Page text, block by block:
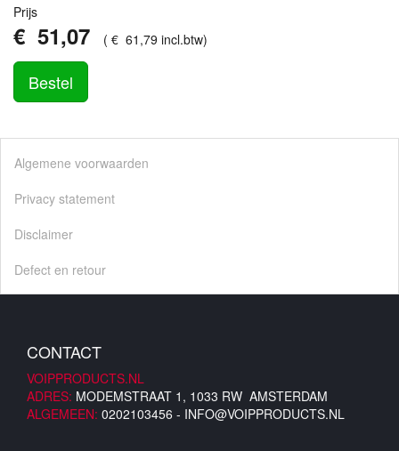
Prijs
€ 51,07 ( € 61 ,79 incl.btw)
Bestel
Algemene voorwaarden
Privacy statement
Disclaimer
Defect en retour
CONTACT
VOIPPRODUCTS.NL
ADRES: MODEMSTRAAT 1, 1033 RW AMSTERDAM
ALGEMEEN: 0202103456 - INFO@VOIPPRODUCTS.NL